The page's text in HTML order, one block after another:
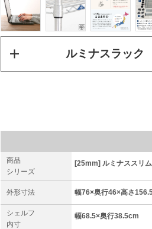
ルミナスラック
商品
シリーズ
[25mm] ルミナススリ
外形寸法 幅76×奥行46×高さ
シェルフ
内寸
幅68.5×奥行38.5cm